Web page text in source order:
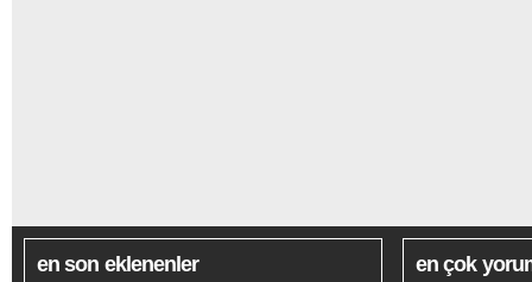
en son eklenenler en çok